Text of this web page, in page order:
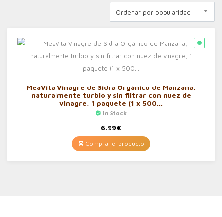
Ordenar por popularidad
MeaVita Vinagre de Sidra Orgánico de Manzana,
naturalmente turbio y sin filtrar con nuez de
vinagre, 1 paquete (1 x 500…
In Stock
6,99€
Comprar el producto